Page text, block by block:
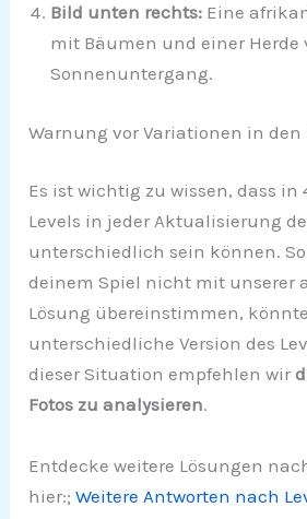
Bild unten rechts: Eine
mit Bäumen und einer Herde
Sonnenuntergang.
Warnung vor Variationen in den
Es ist wichtig zu wissen, dass in
Levels in jeder Aktualisierung
unterschiedlich sein können.
deinem Spiel nicht mit unserer
Lösung übereinstimmen,
unterschiedliche Version des
dieser Situation empfehlen wir
Fotos zu analysieren.
Entdecke weitere Lösungen
hier:;Weitere Antworten nach